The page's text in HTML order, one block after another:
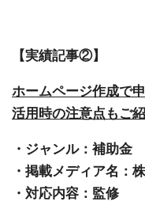
【実績記事②】
ホームページ作成で
活用時の注意点もご
・ジャンル：補助金
・掲載メディア名：
・対応内容：監修